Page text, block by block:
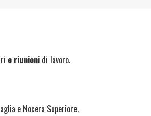
e riunioni di lavoro.
e Nocera Superiore.